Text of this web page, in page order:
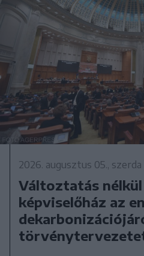
2026. augusztus 05., szerda
Változtatás nélkül
képviselőház az